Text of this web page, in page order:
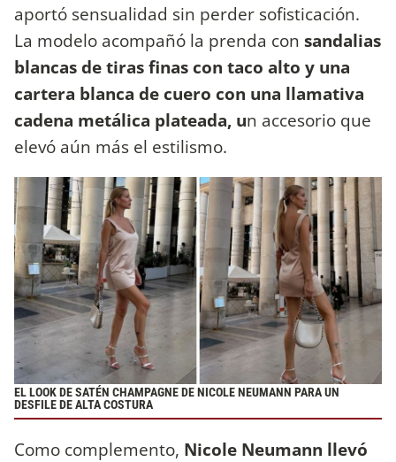
aportó sensualidad sin perder sofisticación.
La modelo acompañó la prenda con sandalias
blancas de tiras finas con taco alto y una
cartera blanca de cuero con una llamativa
cadena metálica plateada, un accesorio que
elevó aún más el estilismo.
EL LOOK DE SATÉN CHAMPAGNE DE NICOLE NEUMANN PARA UN
DESFILE DE ALTA COSTURA
Como complemento, Nicole Neumann llevó